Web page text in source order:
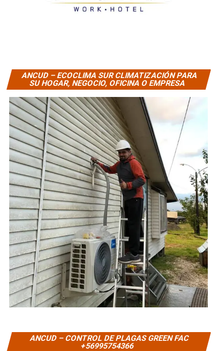
ANCUD – ECOCLIMA SUR CLIMATIZACIÓN PARA
SU HOGAR, NEGOCIO, OFICINA O EMPRESA
ANCUD – CONTROL DE PLAGAS GREEN FAC
+56995754366